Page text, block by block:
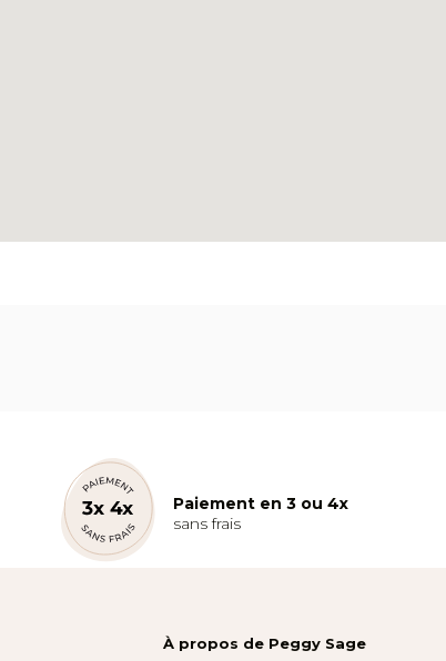
Paiement en 3 ou 4x
sans frais
À propos de Peggy Sage